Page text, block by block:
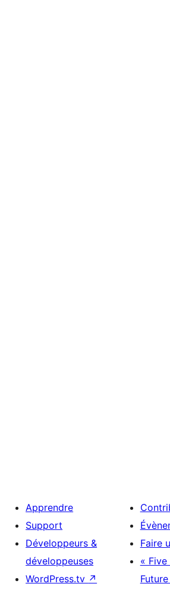
Apprendre
Support
Développeurs &
développeuses
WordPress.tv ↗
Faire
«